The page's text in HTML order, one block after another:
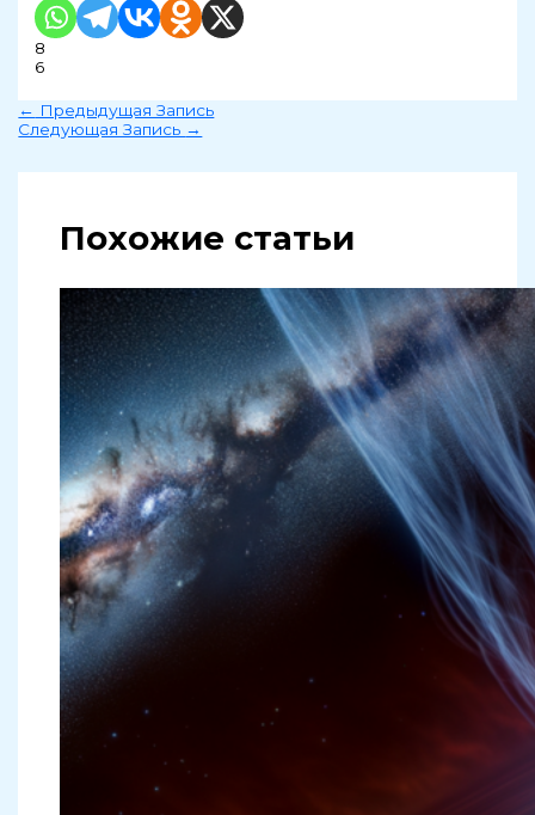
8
6
← Предыдущая Запись
Следующая Запись →
Похожие статьи